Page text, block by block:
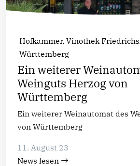
Hofkammer, Vinothek
Württemberg
Ein weiterer
Weinguts Herzog von
Württemberg
Ein weiterer Weinautomat des
von Württemberg
11. August 23
News lesen